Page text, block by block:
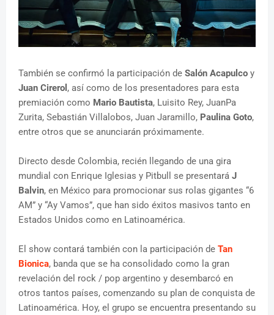
También se confirmó la participación de Salón Acapulco y
Juan Cirerol , así como de los presentadores para esta
premiación como Mario Bautista, Luisito Rey, JuanPa
Zurita, Sebastián Villalobos, Juan Jaramillo, Paulina Goto,
entre otros que se anunciarán próximamente.
Directo desde Colombia, recién llegando de una gira
mundial con Enrique Iglesias y Pitbull se presentará J
Balvin, en México para promocionar sus rolas gigantes “6
AM” y “Ay Vamos”, que han sido éxitos masivos tanto en
Estados Unidos como en Latinoamérica.
El show contará también con la participación de Tan
Bionica, banda que se ha consolidado como la gran
revelación del rock / pop argentino y desembarcó en
otros tantos países, comenzando su plan de conquista de
Latinoamérica. Hoy, el grupo se encuentra presentando su